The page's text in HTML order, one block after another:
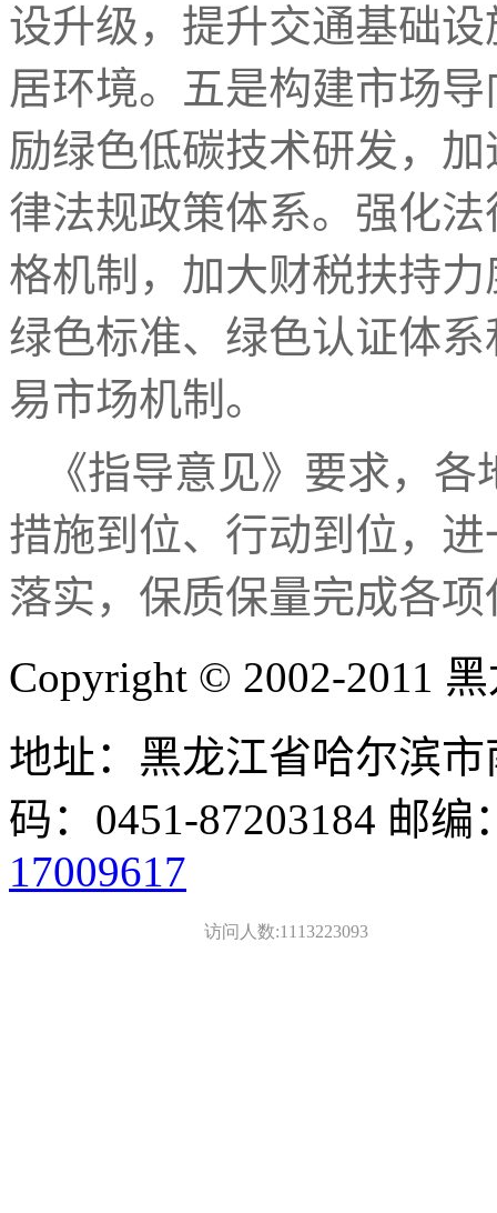
设升级，提升交通基础
居环境。五是构建市场
励绿色低碳技术研发，
律法规政策体系。强化
格机制，加大财税扶持
绿色标准、绿色认证体
易市场机制。
《指导意见》要求，
措施到位、行动到位，
落实，保质保量完成各项
Copyright © 2002-2011
地址：黑龙江省哈尔滨
码：0451-87203184 邮编
17009617